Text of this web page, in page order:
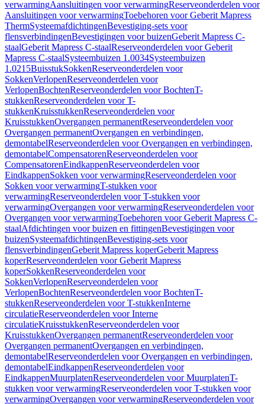
verwarmingAansluitingen voor verwarmingReserveonderdelen voor
Aansluitingen voor verwarmingToebehoren voor Geberit Mapress
ThermSysteemafdichtingenBevestiging-sets voor
flensverbindingenBevestigingen voor buizenGeberit Mapress C-
staalGeberit Mapress C-staalReserveonderdelen voor Geberit
Mapress C-staalSysteembuizen 1.0034Systeembuizen
1.0215BuisstukSokkenReserveonderdelen voor
SokkenVerlopenReserveonderdelen voor
VerlopenBochtenReserveonderdelen voor BochtenT-
stukkenReserveonderdelen voor T-
stukkenKruisstukkenReserveonderdelen voor
KruisstukkenOvergangen permanentReserveonderdelen voor
Overgangen permanentOvergangen en verbindingen,
demontabelReserveonderdelen voor Overgangen en verbindingen,
demontabelCompensatorenReserveonderdelen voor
CompensatorenEindkappenReserveonderdelen voor
EindkappenSokken voor verwarmingReserveonderdelen voor
Sokken voor verwarmingT-stukken voor
verwarmingReserveonderdelen voor T-stukken voor
verwarmingOvergangen voor verwarmingReserveonderdelen voor
Overgangen voor verwarmingToebehoren voor Geberit Mapress C-
staalAfdichtingen voor buizen en fittingenBevestigingen voor
buizenSysteemafdichtingenBevestiging-sets voor
flensverbindingenGeberit Mapress koperGeberit Mapress
koperReserveonderdelen voor Geberit Mapress
koperSokkenReserveonderdelen voor
SokkenVerlopenReserveonderdelen voor
VerlopenBochtenReserveonderdelen voor BochtenT-
stukkenReserveonderdelen voor T-stukkenInterne
circulatieReserveonderdelen voor Interne
circulatieKruisstukkenReserveonderdelen voor
KruisstukkenOvergangen permanentReserveonderdelen voor
Overgangen permanentOvergangen en verbindingen,
demontabelReserveonderdelen voor Overgangen en verbindingen,
demontabelEindkappenReserveonderdelen voor
EindkappenMuurplatenReserveonderdelen voor MuurplatenT-
stukken voor verwarmingReserveonderdelen voor T-stukken voor
verwarmingOvergangen voor verwarmingReserveonderdelen voor